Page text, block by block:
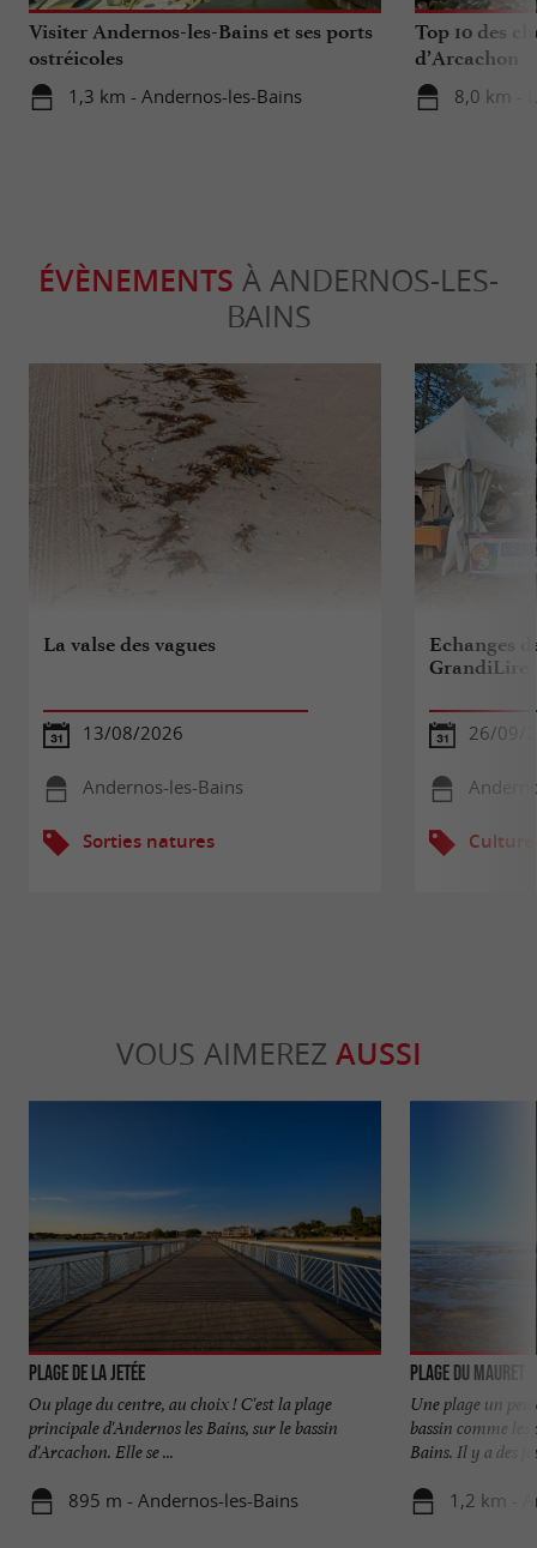
Visiter Andernos-les-Bains et ses ports
ostréicoles
1,3 km - Andernos-les-Bains
Top 10 des
d’Arcachon
8,0 km -
ÉVÈNEMENTS À ANDERNOS-LES-
BAINS
La valse des vagues
13/08/2026
Andernos-les-Bains
Sorties natures
Echanges
GrandiLire
26/09/
Culture
VOUS AIMEREZ AUSSI
Plage de la Jetée
Ou plage du centre, au choix ! C'est la plage
principale d'Andernos les Bains, sur le bassin
d'Arcachon. Elle se ...
895 m - Andernos-les-Bains
Plage du Mauret
Une plage un
bassin comme
Bains. Il y a des
1,2 km -